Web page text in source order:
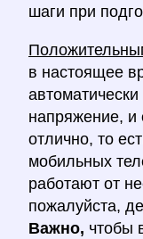
шаги при
в настоящее
напряжение, и
отлично, то
мобильных
работают от
пожалуйста,
Важно, чтобы